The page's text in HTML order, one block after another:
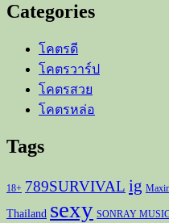
Categories
โคตรดี
โคตรวาร์ป
โคตรสวย
โคตรหล่อ
Tags
18+ 789SURVIVAL ig
Thailand sexy SONRAY